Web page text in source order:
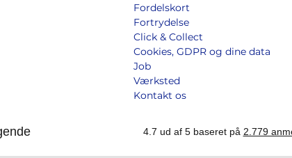
Fordelskort
Fortrydelse
Click & Collect
Cookies, GDPR og dine data
Job
Værksted
Kontakt os